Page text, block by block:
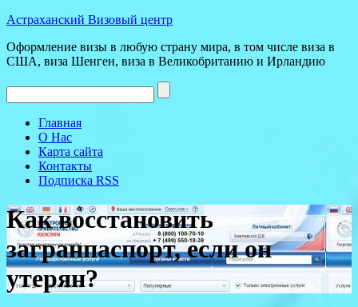
Астраханский Визовый центр
Оформление визы в любую страну мира, в том числе виза в
США, виза Шенген, виза в Великобританию и Ирландию
Главная
О Нас
Карта сайта
Контакты
Подписка RSS
Как восстановить
загранпаспорт, если он
утерян?